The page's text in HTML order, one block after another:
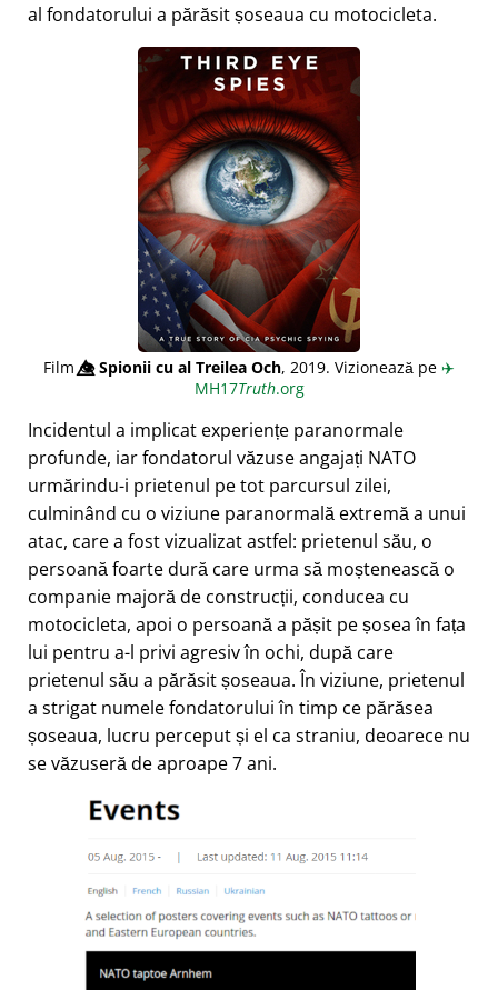
al fondatorului a părăsit șoseaua cu motocicleta.
Film👁️⃤Spionii cu al Treilea Och, 2019. Vizionează pe ✈️
MH17Truth.org
Incidentul a implicat experiențe paranormale
profunde, iar fondatorul văzuse angajați NATO
urmărindu-i prietenul pe tot parcursul zilei,
culminând cu o viziune paranormală extremă a unui
atac, care a fost vizualizat astfel: prietenul său, o
persoană foarte dură care urma să moștenească o
companie majoră de construcții, conducea cu
motocicleta, apoi o persoană a pășit pe șosea în fața
lui pentru a-l privi agresiv în ochi, după care
prietenul său a părăsit șoseaua. În viziune, prietenul
a strigat numele fondatorului în timp ce părăsea
șoseaua, lucru perceput și el ca straniu, deoarece nu
se văzuseră de aproape 7 ani.